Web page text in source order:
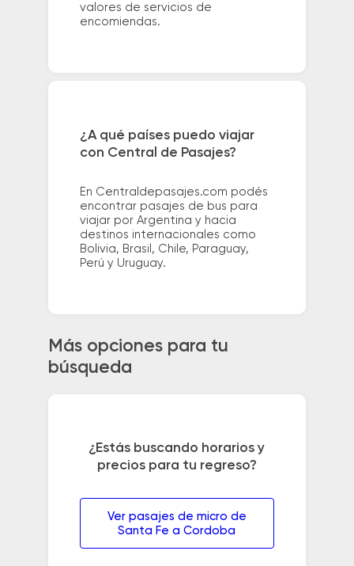
valores de servicios de
encomiendas.
¿A qué países puedo viajar
con Central de Pasajes?
En Centraldepasajes.com podés
encontrar pasajes de bus para
viajar por Argentina y hacia
destinos internacionales como
Bolivia, Brasil, Chile, Paraguay,
Perú y Uruguay.
Más opciones para tu
búsqueda
¿Estás buscando horarios y
precios para tu regreso?
Ver pasajes de micro de
Santa Fe a Cordoba